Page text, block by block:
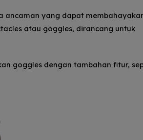
ancaman yang dapat
atau goggles, dirancang untuk
goggles dengan tambahan fitur,